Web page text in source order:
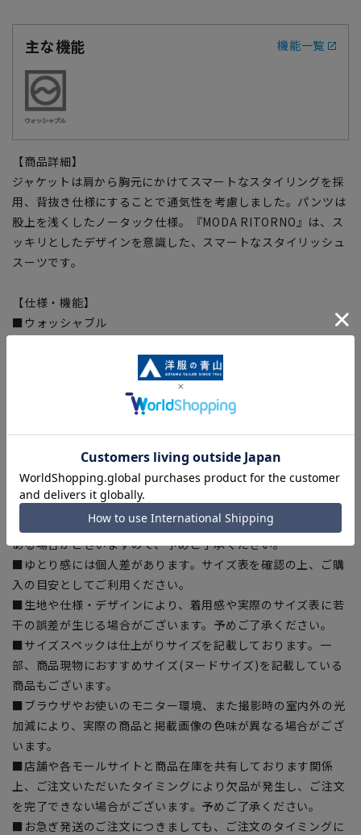
主な機能 機能一覧
【商品詳細】
ジャケットは肩から胸元にかけてスマートなスタイリングを採
用、背抜き仕様にすることで通気性を考慮しました。パンツは
股上を浅くしたノータック仕様。『MODA RITORNO』は、ス
ッキリとしたデザインを意識した、スマートなスタイリッシュ
スーツです。
【仕様・機能】
■ウォッシャブル
のみパンツだけでの洗濯やちょっとした汚れは部分洗いも
【シルエット】《細め(スリム)》 (当社比)
【商品に関するご注意】
■商品画像はサンプルのため、色味やサイズ等の仕様に変更が
ある場合がございますので、予めご了承ください。
■ゆとり感には個人差があります。サイズ表を確認の上、ご購
入の目安としてご利用ください。
■生地や仕様・デザインにより、着用感や実際のサイズ表に若
干の誤差が生じる場合がございます。予めご了承ください。
■サイズスペックは仕上がりサイズを記載しております。一
部、商品現物におすすめサイズ(ヌードサイズ)を記載している
商品もございます。
■ブラウザやお使いのモニター環境、また撮影時の室内外の光
加減により、実際の商品と掲載画像の色味が異なる場合がござ
います。
■店舗や各モールサイトと商品在庫を共有しております関係
上、ご注文いただいたタイミングにより欠品が発生し、ご注文
を完了できない場合がございます。予めご了承ください。
■お急ぎ発送のご注文につきましても、ご注文のタイミングに